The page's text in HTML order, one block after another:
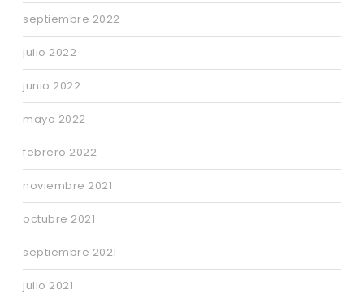
septiembre 2022
julio 2022
junio 2022
mayo 2022
febrero 2022
noviembre 2021
octubre 2021
septiembre 2021
julio 2021